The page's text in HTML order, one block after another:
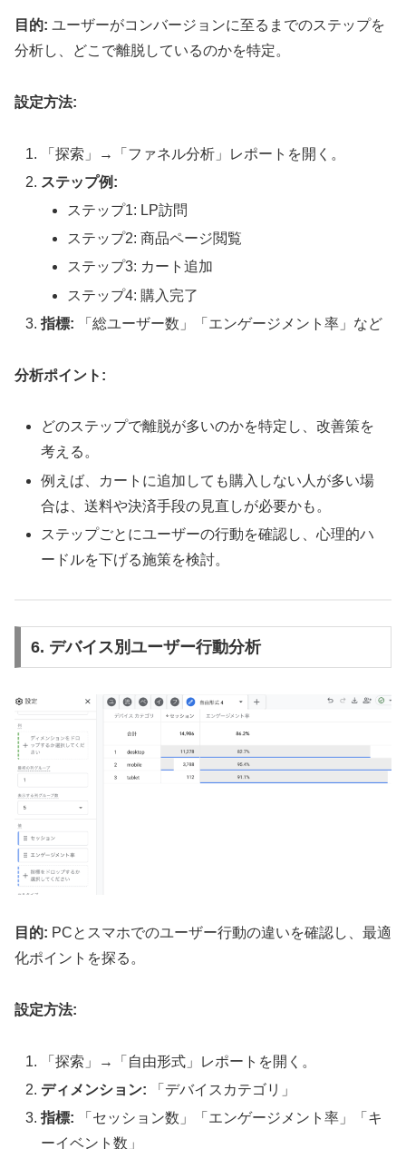
目的: ユーザーがコンバージョンに至るまでのステップを
分析し、どこで離脱しているのかを特定。
設定方法:
「探索」→「ファネル分析」レポートを開く。
ステップ例:
ステップ1: LP訪問
ステップ2: 商品ページ閲覧
ステップ3: カート追加
ステップ4: 購入完了
指標: 「総ユーザー数」「エンゲージメント率」など
分析ポイント:
どのステップで離脱が多いのかを特定し、改善策を
考える。
例えば、カートに追加しても購入しない人が多い場
合は、送料や決済手段の見直しが必要かも。
ステップごとにユーザーの行動を確認し、心理的ハ
ードルを下げる施策を検討。
6. デバイス別ユーザー行動分析
目的: PCとスマホでのユーザー行動の違いを確認し、最適
化ポイントを探る。
設定方法:
「探索」→「自由形式」レポートを開く。
ディメンション: 「デバイスカテゴリ」
指標: 「セッション数」「エンゲージメント率」「キ
ーイベント数」